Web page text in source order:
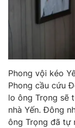
Phong vội kéo
Phong cầu cứu
lo ông Trọng sẽ
nhà Yến. Đông
ông Trọng đã tự